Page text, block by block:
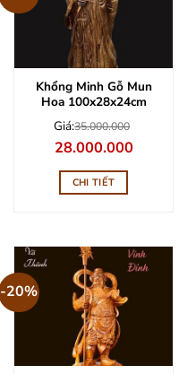
Khổng Minh Gỗ Mun
Hoa 100x28x24cm
Giá:35.000.000
Giá
gốc
là:
35.000.000.
28.000.000Giá
hiện
CHI TIẾT
-20%